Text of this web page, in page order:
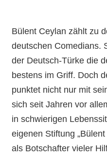
Bülent Ceylan zählt zu
deutschen Comedians.
der Deutsch-Türke die
bestens im Griff. Doch
punktet nicht nur mit
sich seit Jahren vor
in schwierigen
eigenen Stiftung
als Botschafter vieler